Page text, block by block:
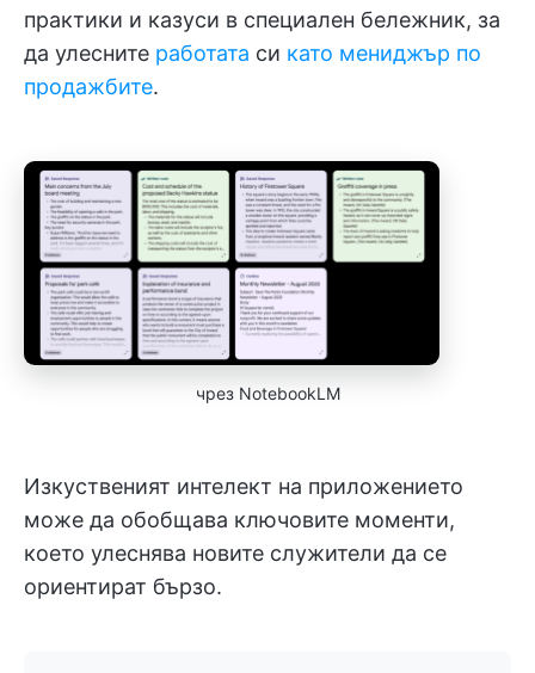
практики и казуси в специален бележник, за
да улесните работата си като мениджър по
продажбите.
чрез NotebookLM
Изкуственият интелект на приложението
може да обобщава ключовите моменти,
което улеснява новите служители да се
ориентират бързо.